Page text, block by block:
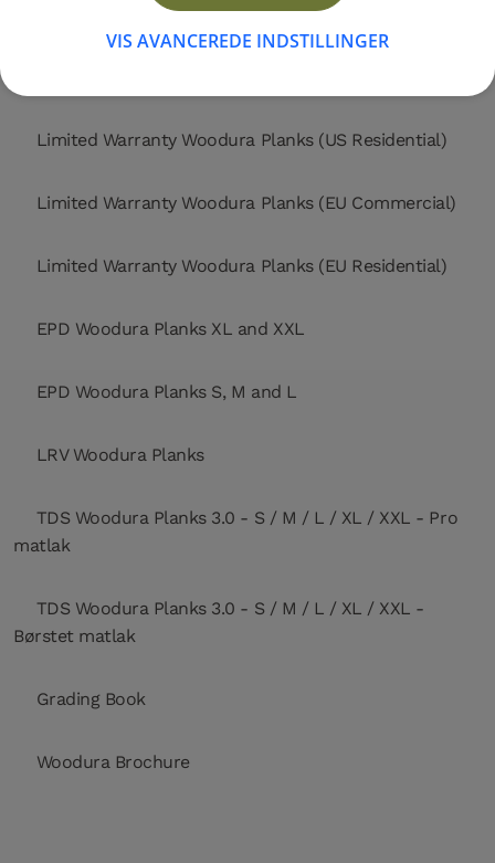
VIS AVANCEREDE INDSTILLINGER
Monterings vejledning Woodura Planks 3.0
Limited Warranty Woodura Planks (US Residential)
Limited Warranty Woodura Planks (EU Commercial)
Limited Warranty Woodura Planks (EU Residential)
EPD Woodura Planks XL and XXL
EPD Woodura Planks S, M and L
LRV Woodura Planks
TDS Woodura Planks 3.0 - S / M / L / XL / XXL - Pro
matlak
TDS Woodura Planks 3.0 - S / M / L / XL / XXL -
Børstet matlak
Grading Book
Woodura Brochure